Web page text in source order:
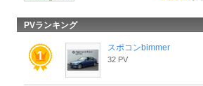
PVランキング
スポコンbimmer
32 PV